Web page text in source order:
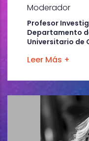
Moderador
Profesor
Departamento
Universitario de
Leer Más +